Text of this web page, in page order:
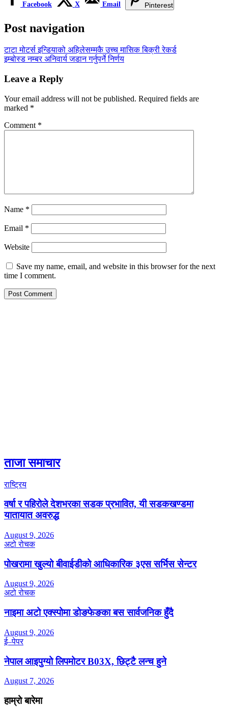
Facebook X Email Pinterest
Post navigation
टाटा मोटर्स इन्डियाको अहिलेसम्मकै उच्च मासिक बिक्री रेकर्ड
इम्बोस्ड नम्बर अनिवार्य जडान गर्नुपर्ने निर्णय
Leave a Reply
Your email address will not be published. Required fields are
marked *
Comment *
Name *
Email *
Website
Save my name, email, and website in this browser for the next
time I comment.
ताजा समाचार
राष्ट्रिय
वर्षा र पहिरोले देशभरका सडक प्रभावित, यी सडकखण्डमा
यातायात अवरुद्ध
August 9, 2026
अटो रोचक
पोखरामा खुल्यो बीवाईडीको आधिकारिक ३एस सर्भिस सेन्टर
August 9, 2026
अटो रोचक
नाइमा अटो एक्स्पोमा डोङफेङका बस सार्वजनिक हुँदै
August 9, 2026
ई–पेपर
नेपाल आइपुग्यो लिपमोटर B03X, छिट्टै लन्च हुने
August 7, 2026
हाम्रो बारेमा